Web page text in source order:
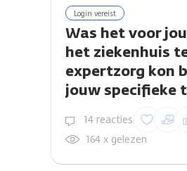
Login vereist
Was het voor
het ziekenhuis
expertzorg kon
jouw specifieke
14 reacties Inloggen
reactie te
164 x gelezen